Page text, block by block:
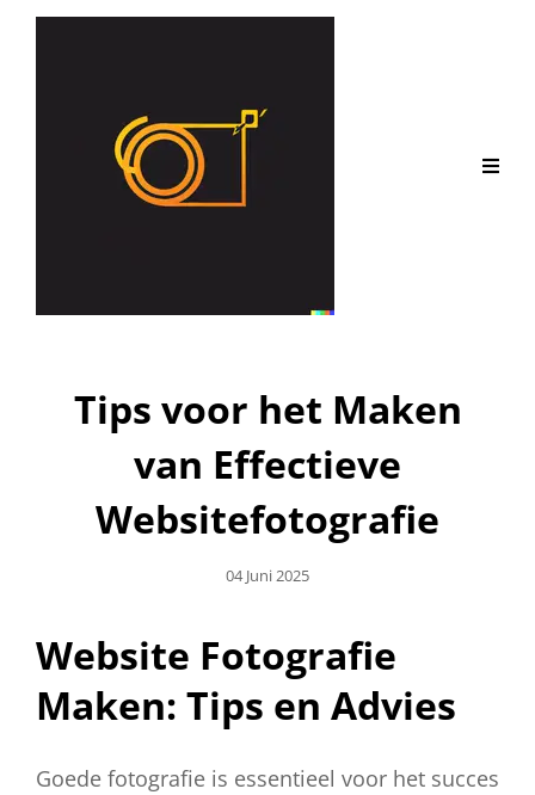
Tips voor het Maken
van Effectieve
Websitefotografie
Geplaatst
04 Juni 2025
Website Fotografie
Maken: Tips en Advies
Goede fotografie is essentieel voor het succes